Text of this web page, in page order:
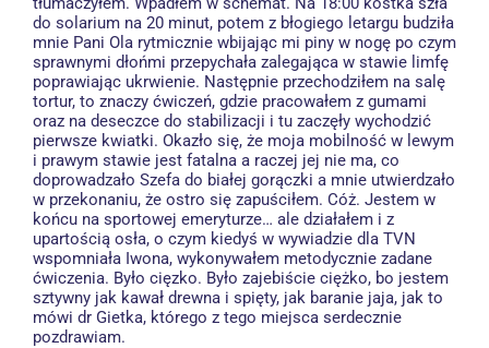
do solarium na 20 minut, potem z błogiego letargu budziła
mnie Pani Ola rytmicznie wbijając mi piny w nogę po czym
sprawnymi dłońmi przepychała zalegająca w stawie limfę
poprawiając ukrwienie. Następnie przechodziłem na salę
tortur, to znaczy ćwiczeń, gdzie pracowałem z gumami
oraz na deseczce do stabilizacji i tu zaczęły wychodzić
pierwsze kwiatki. Okazło się, że moja mobilność w lewym
i prawym stawie jest fatalna a raczej jej nie ma, co
doprowadzało Szefa do białej gorączki a mnie utwierdzało
w przekonaniu, że ostro się zapuściłem. Cóż. Jestem w
końcu na sportowej emeryturze… ale działałem i z
upartością osła, o czym kiedyś w wywiadzie dla TVN
wspomniała Iwona, wykonywałem metodycznie zadane
ćwiczenia. Było cięzko. Było zajebiście ciężko, bo jestem
sztywny jak kawał drewna i spięty, jak baranie jaja, jak to
mówi dr Gietka, którego z tego miejsca serdecznie
pozdrawiam.